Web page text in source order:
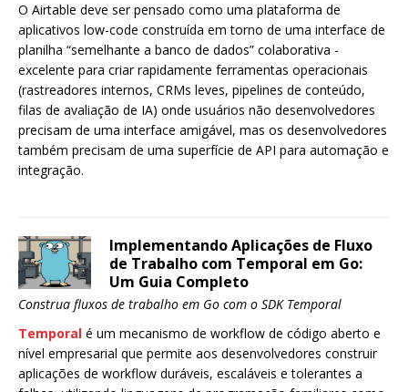
O Airtable deve ser pensado como uma plataforma de
aplicativos low-code construída em torno de uma interface de
planilha “semelhante a banco de dados” colaborativa -
excelente para criar rapidamente ferramentas operacionais
(rastreadores internos, CRMs leves, pipelines de conteúdo,
filas de avaliação de IA) onde usuários não desenvolvedores
precisam de uma interface amigável, mas os desenvolvedores
também precisam de uma superfície de API para automação e
integração.
Implementando Aplicações de Fluxo
de Trabalho com Temporal em Go:
Um Guia Completo
Construa fluxos de trabalho em Go com o SDK Temporal
Temporal é um mecanismo de workflow de código aberto e
nível empresarial que permite aos desenvolvedores construir
aplicações de workflow duráveis, escaláveis e tolerantes a